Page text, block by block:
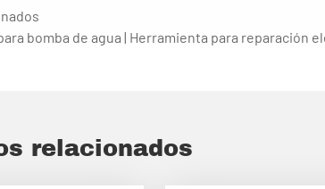
bomba de agua | Herramienta para reparación
relacionados